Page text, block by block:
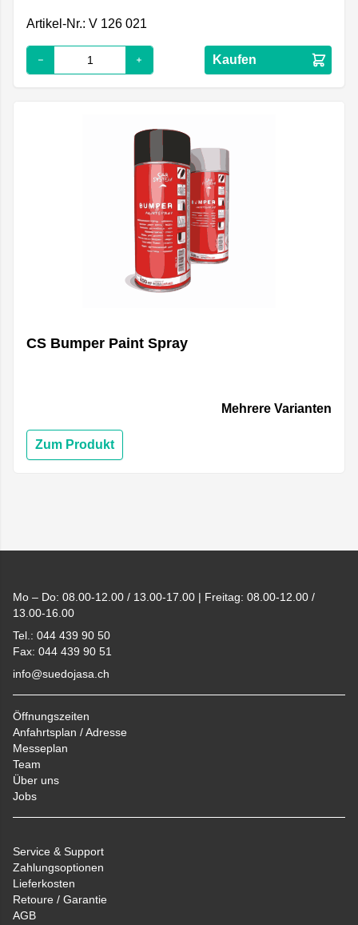
Artikel-Nr.: V 126 021
Kaufen
CS Bumper Paint Spray
Mehrere Varianten
Zum Produkt
Mo – Do: 08.00-12.00 / 13.00-17.00 | Freitag: 08.00-12.00 /
13.00-16.00
Tel.: 044 439 90 50
Fax: 044 439 90 51
info@suedojasa.ch
Öffnungszeiten
Anfahrtsplan / Adresse
Messeplan
Team
Über uns
Jobs
Service & Support
Zahlungsoptionen
Lieferkosten
Retoure / Garantie
AGB